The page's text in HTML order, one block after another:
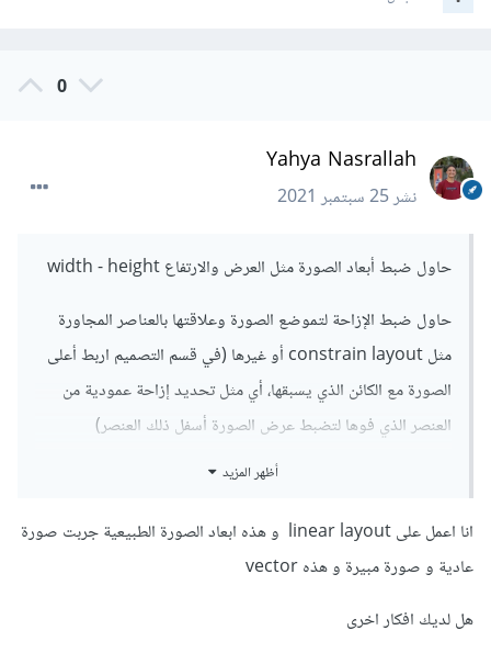
0
Yahya Nasrallah
نشر25 سبتمبر 2021
حاول ضبط أبعاد الصورة مثل العرض والارتفاع width - height
حاول ضبط الإزاحة لتموضع الصورة وعلاقتها بالعناصر المجاورة
مثل constrain layout أو غيرها (في قسم التصميم اربط أعلى
الصورة مع الكائن الذي يسبقها، أي مثل تحديد إزاحة عمودية من
العنصر الذي فوها لتضبط عرض الصورة أسفل ذلك العنصر)
أظهر المزيد
انا اعمل على linear layout و هذه ابعاد الصورة الطبيعية جربت صورة
عادية و صورة مبيرة و هذه vector
هل لديك افكار اخرى